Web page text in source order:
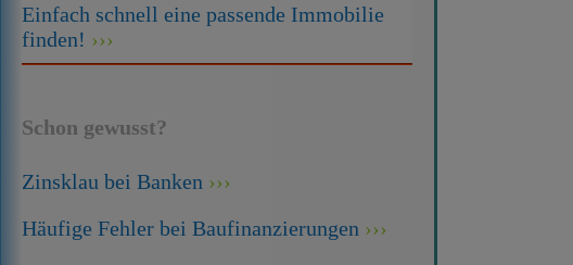
Einfach schnell eine passende Immobilie
finden!
Schon gewusst?
Zinsklau bei Banken
Häufige Fehler bei Baufinanzierungen